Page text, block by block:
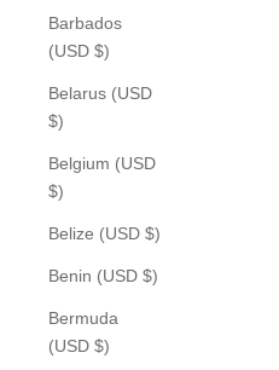
Barbados
(USD $)
Belarus (USD
$)
Belgium (USD
$)
Belize (USD $)
Benin (USD $)
Bermuda
(USD $)